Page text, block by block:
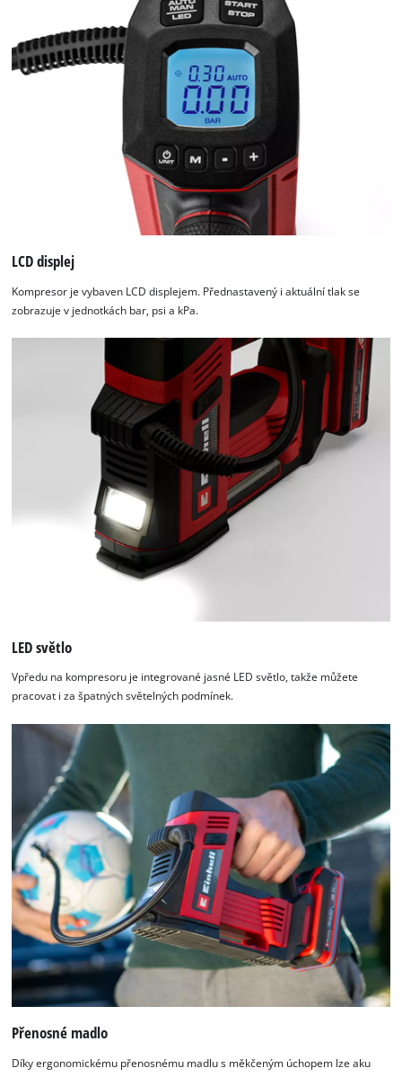
Usercentrics
Consent
Management
LCD displej
Kompresor je vybaven LCD displejem. Přednastavený i aktuální tlak se
zobrazuje v jednotkách bar, psi a kPa.
LED světlo
Vpředu na kompresoru je integrované jasné LED světlo, takže můžete
pracovat i za špatných světelných podmínek.
Přenosné madlo
Díky ergonomickému přenosnému madlu s měkčeným úchopem lze aku